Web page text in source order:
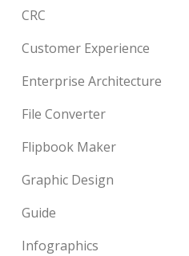
CRC
Customer Experience
Enterprise Architecture
File Converter
Flipbook Maker
Graphic Design
Guide
Infographics